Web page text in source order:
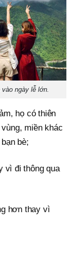
ngày lễ lớn.
họ có thiên
miền khác
bè;
vì đi thông qua
hơn thay vì